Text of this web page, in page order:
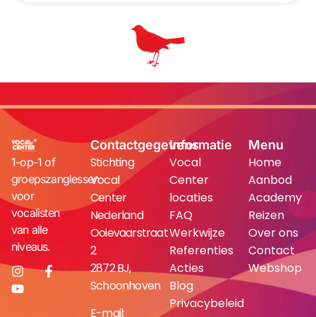
1-op-1 of
groepszanglessen
voor
vocalisten
van alle
niveaus.
Contactgegevens
Stichting
Vocal
Center
Nederland
Ooievaarstraat
2
2872 BJ,
Schoonhoven
E-mail:
Informatie
Vocal
Center
locaties
FAQ
Werkwijze
Referenties
Acties
Blog
Privacybeleid
Menu
Home
Aanbod
Academy
Reizen
Over ons
Contact
Webshop